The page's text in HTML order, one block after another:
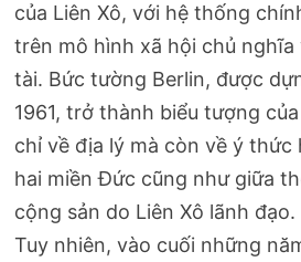
của Liên Xô, với hệ thống
trên mô hình xã hội chủ
tài. Bức tường Berlin, được
1961, trở thành biểu tượng
chỉ về địa lý mà còn về ý thức
hai miền Đức cũng như giữa
cộng sản do Liên Xô lãnh đạo.
Tuy nhiên, vào cuối những